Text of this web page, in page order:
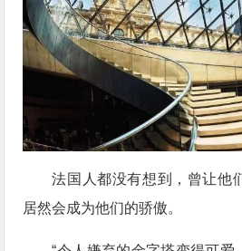
法国人都没有想到，曾让他
居然会成为他们的骄傲。